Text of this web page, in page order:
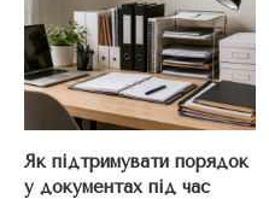
Як підтримувати порядок
у документах під час